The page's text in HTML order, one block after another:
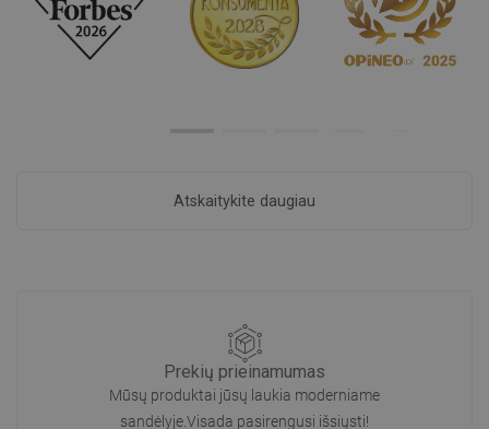
Atskaitykite daugiau
Prekių prieinamumas
Mūsų produktai jūsų laukia moderniame
sandėlyje.Visada pasirengusi išsiųsti!